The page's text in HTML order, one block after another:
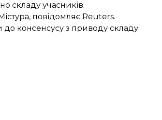
складу учасників.
повідомляє Reuters.
консенсусу з приводу складу